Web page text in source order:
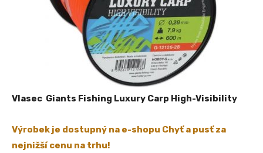
Vlasec Giants Fishing Luxury Carp High-Visibility
Výrobek je dostupný na e-shopu Chyť a pusť za
nejnižší cenu na trhu!